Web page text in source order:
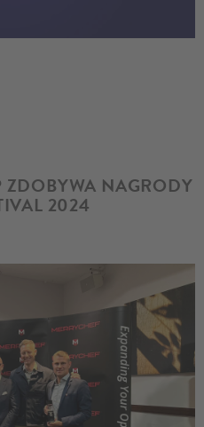
NAGRODY
2024